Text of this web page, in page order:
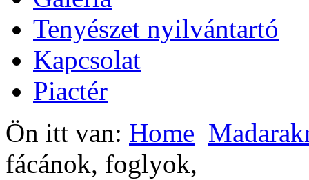
Tenyészet nyilvántartó
Kapcsolat
Piactér
Ön itt van: Home
fácánok, foglyok,